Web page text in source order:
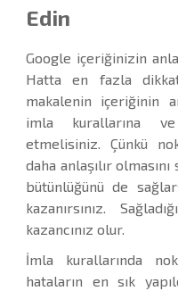
Edin
Google içeriğinizin
Hatta en fazla
makalenin içeriğinin
imla kurallarına
etmelisiniz. Çünkü
daha anlaşılır
bütünlüğünü de
kazanırsınız.
kazancınız olur.
İmla kurallarında
hataların en sık